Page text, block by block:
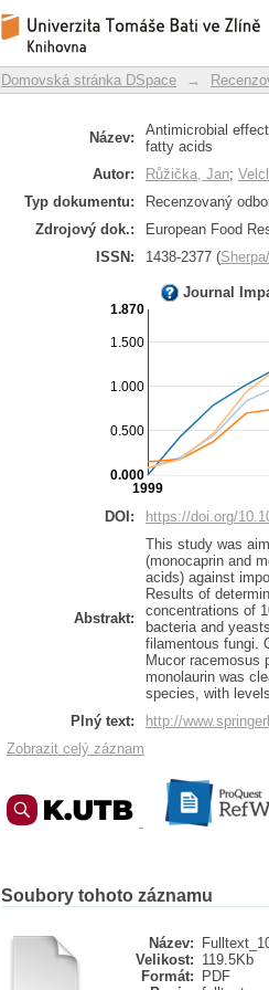
Antimicrobial
glycidol with fatty
Repozitář DSpace/Manakin
Domovská stránka DSpace →
Název:
Antimicrobial
fatty acids
Autor:
Růžička, Jan;
Typ dokumentu:
Recenzovaný
Zdrojový dok.:
European Food
ISSN:
1438-2377 (
Journal
1999
0.500
1.000
1.500
0.000
1.870
DOI: https://doi.org/
Abstrakt:
This study was
(monocaprin and
acids) against
Results of
concentrations of
bacteria and
filamentous fungi.
Mucor racemosus
monolaurin was
species, with
Plný text:
http://
Zobrazit celý záznam
Soubory tohoto záznamu
Název:
Velikost: 119.5Kb
Formát:
PDF